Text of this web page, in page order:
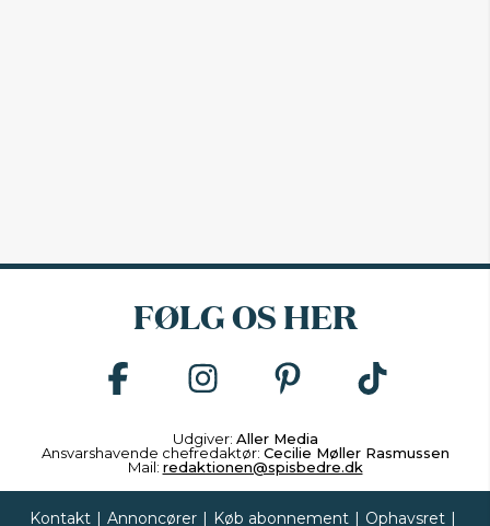
FØLG OS HER
Udgiver: Aller Media
Ansvarshavende chefredaktør: Cecilie Møller Rasmussen
Mail: redaktionen@spisbedre.dk
Kontakt | Annoncører | Køb abonnement | Ophavsret |